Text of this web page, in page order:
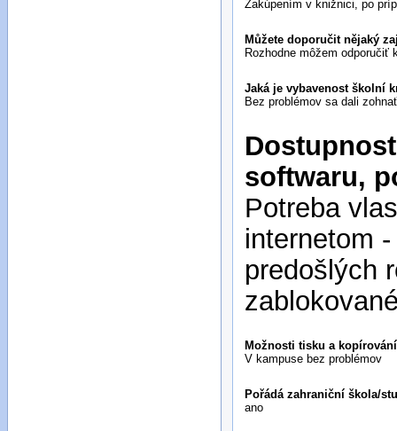
Zakúpením v knižnici, po
Můžete doporučit nějaký
Rozhodne môžem
Jaká je vybavenost školní
softwaru,
Potreba
internetom
predošlých
Možnosti tisku a kopírování
V kampuse bez problémov
Pořádá zahraniční škola/
ano